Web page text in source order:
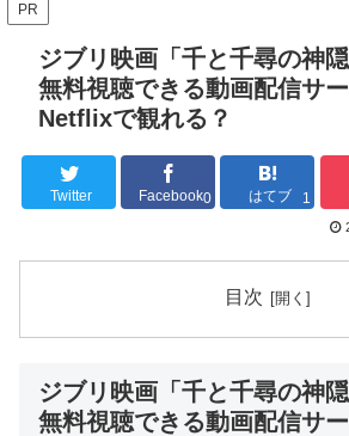
PR
ジブリ映画「千と千尋の神
無料視聴できる動画配信サ
Netflixで観れる？
Twitter Facebook0 はてブ 1
目次
ジブリ映画「千と千尋の神
無料視聴できる動画配信サ